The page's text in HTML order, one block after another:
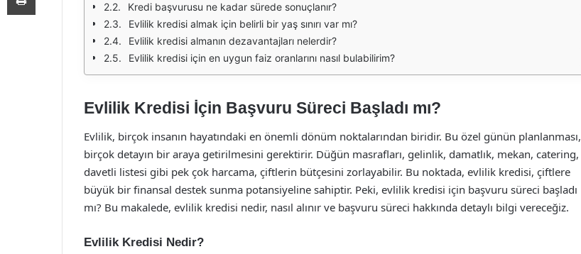
Kredi başvurusu ne kadar sürede sonuçlanır?
Evlilik kredisi almak için belirli bir yaş sınırı var mı?
Evlilik kredisi almanın dezavantajları nelerdir?
Evlilik kredisi için en uygun faiz oranlarını nasıl bulabilirim?
Evlilik Kredisi İçin Başvuru Süreci Başladı mı?
Evlilik, birçok insanın hayatındaki en önemli dönüm noktalarından biridir. Bu özel günün planlanması,
birçok detayın bir araya getirilmesini gerektirir. Düğün masrafları, gelinlik, damatlık, mekan, catering,
davetli listesi gibi pek çok harcama, çiftlerin bütçesini zorlayabilir. Bu noktada, evlilik kredisi, çiftlere
büyük bir finansal destek sunma potansiyeline sahiptir. Peki, evlilik kredisi için başvuru süreci başladı
mı? Bu makalede, evlilik kredisi nedir, nasıl alınır ve başvuru süreci hakkında detaylı bilgi vereceğiz.
Evlilik Kredisi Nedir?